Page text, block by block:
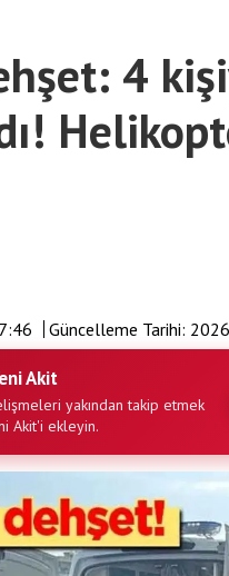
4
Güncelleme Tarihi:
Akit
yakından takip etmek
Akit'i ekleyin.